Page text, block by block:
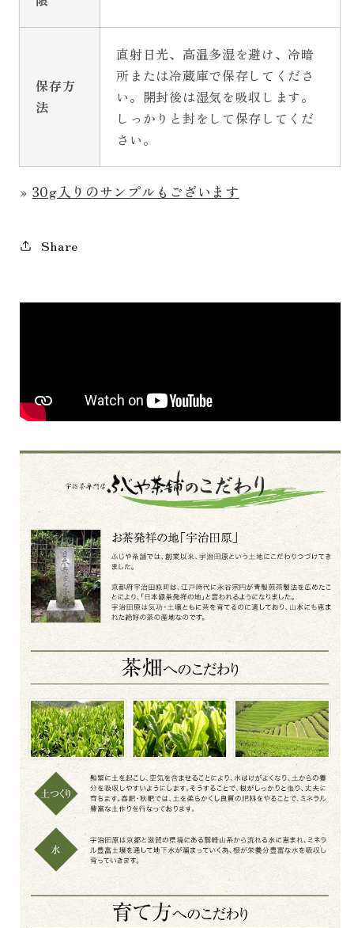
保存方
法
直射日光、高温多湿を避け、冷暗
所または冷蔵庫で保存してくださ
い。開封後は湿気を吸収します。
しっかりと封をして保存してくだ
さい。
» 30g入りのサンプルもございます
Share